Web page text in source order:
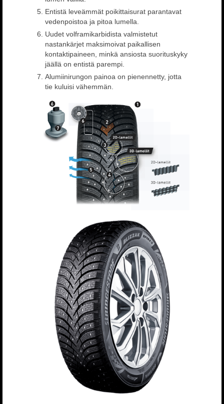
Entistä leveämmät poikittaisurat parantavat
vedenpoistoa ja pitoa lumella.
Uudet volframikarbidista valmistetut
nastankärjet maksimoivat paikallisen
kontaktipaineen, minkä ansiosta suorituskyky
jäällä on entistä parempi.
Alumiinirungon painoa on pienennetty, jotta
tie kuluisi vähemmän.